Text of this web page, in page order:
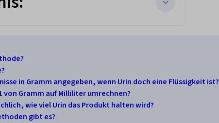
in Gramm angegeben, wenn Urin doch eine Flüssigkeit ist?
von Gramm auf Milliliter umrechnen?
wie viel Urin das Produkt halten wird?
gibt es?